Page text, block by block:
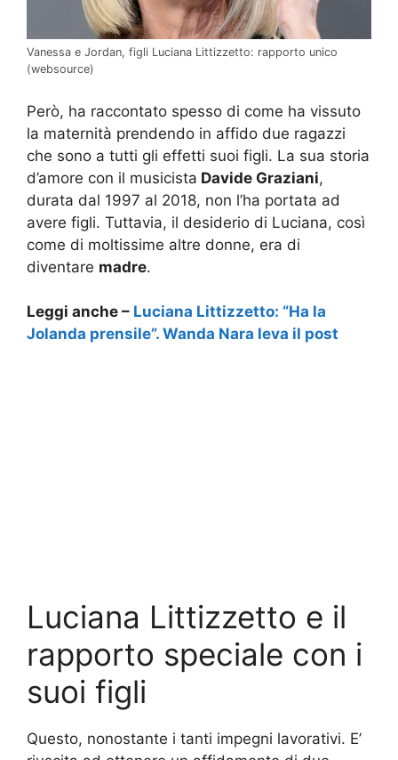
Vanessa e Jordan, figli Luciana Littizzetto: rapporto unico
(websource)
Però, ha raccontato spesso di come ha vissuto
la maternità prendendo in affido due ragazzi
che sono a tutti gli effetti suoi figli. La sua storia
d’amore con il musicista Davide Graziani,
durata dal 1997 al 2018, non l’ha portata ad
avere figli. Tuttavia, il desiderio di Luciana, così
come di moltissime altre donne, era di
diventare madre.
Leggi anche – Luciana Littizzetto: “Ha la
Jolanda prensile”. Wanda Nara leva il post
Luciana Littizzetto e il
rapporto speciale con i
suoi figli
Questo, nonostante i tanti impegni lavorativi. E’